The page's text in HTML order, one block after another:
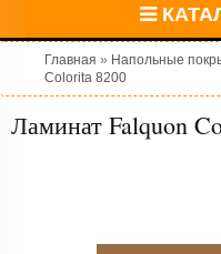
Главная » Напольные
Colorita 8200
Ламинат Falquon